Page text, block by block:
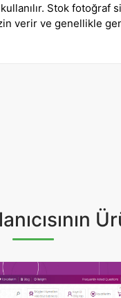
Stok fotoğraf
verir ve genellikle